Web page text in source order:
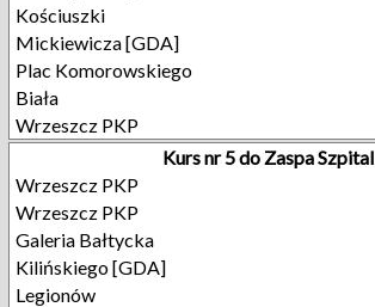
Kościuszki
Mickiewicza [GDA]
Plac Komorowskiego
Biała
Wrzeszcz PKP
Kurs nr 5 do Zaspa Szpital
Wrzeszcz PKP
Wrzeszcz PKP
Galeria Bałtycka
Kilińskiego [GDA]
Legionów